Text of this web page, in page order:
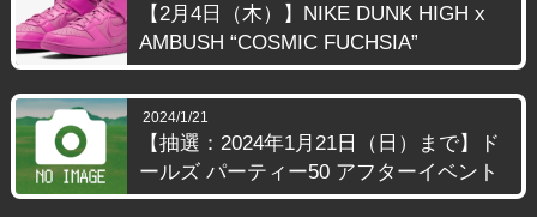
【2月4日（木）】NIKE DUNK HIGH x
AMBUSH “COSMIC FUCHSIA”
2024/1/21
【抽選：2024年1月21日（日）まで】ド
ールズ パーティー50 アフターイベント